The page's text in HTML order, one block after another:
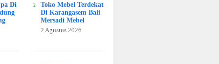
Di
Toko Mebel Terdekat
Di Karangasem Bali
Mersadi Mebel
2 Agustus 2026